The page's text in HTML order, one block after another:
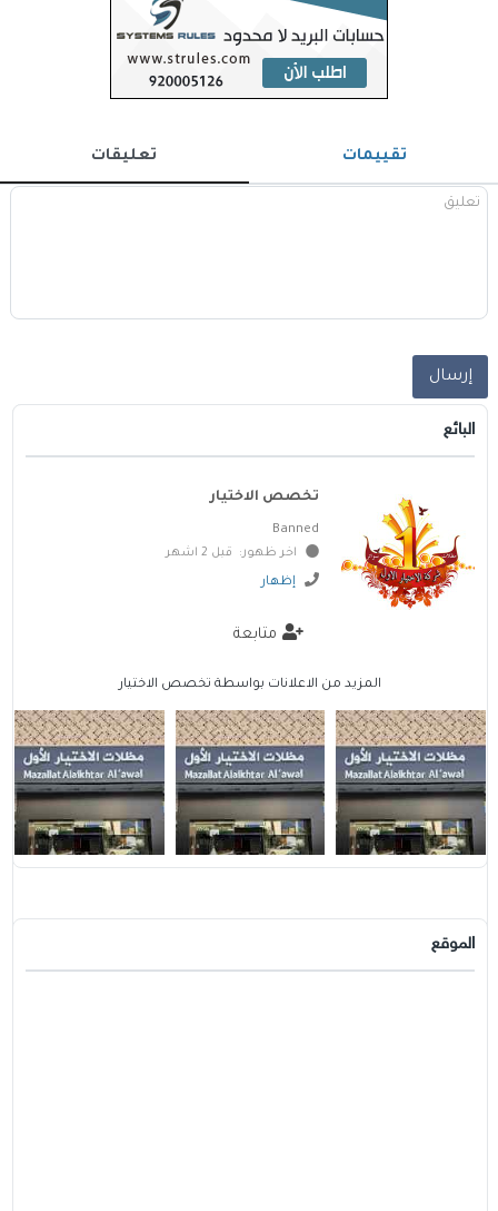
تقييمات تعليقات
إرسال
البائع
تخصص الاختيار
Banned
اخر ظهور: قبل 2 اشهر
إظهار
متابعة
المزيد من الاعلانات بواسطة تخصص الاختيار
الموقع